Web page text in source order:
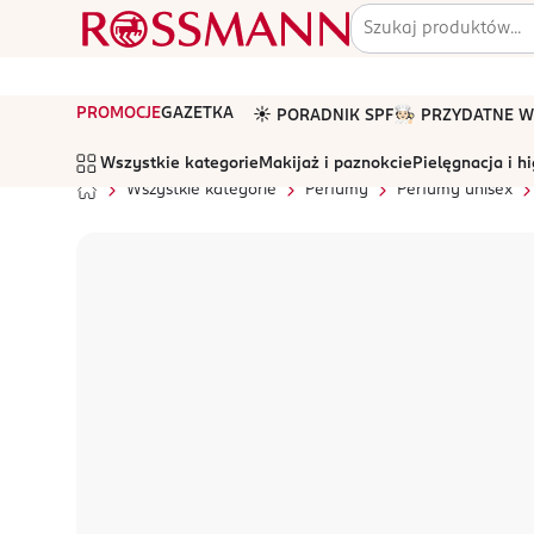
PROMOCJEGAZETKA ☀️ PORADNIK SPF🧑🏻‍🍳 PRZYDATNE
Wszystkie kategorie Makijaż i paznokcie Pielęgnacja i
Wszystkie kategorie
Perfumy Perfumy unisex